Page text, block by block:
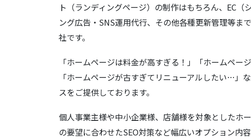
ト（ランディングページ）の制作はもちろん、EC
ング広告・SNS運用代行、その他各種更新管理等ま
社です。
「ホームページは料金が高すぎる！」「ホームペー
「ホームページが古すぎてリニューアルしたい…」
スをご提供しております。
個人事業主様や中小企業様、店舗様を対象としたホ
の要望に合わせたSEO対策など幅広いオプション内